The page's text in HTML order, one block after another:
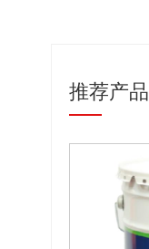
推荐产品